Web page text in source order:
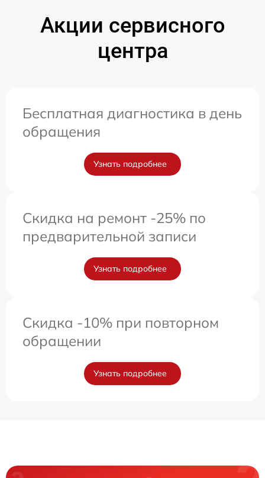
Акции сервисного
центра
Бесплатная диагностика в день
обращения
Узнать подробнее
Скидка на ремонт -25% по
предварительной записи
Узнать подробнее
Скидка -10% при повторном
обращении
Узнать подробнее